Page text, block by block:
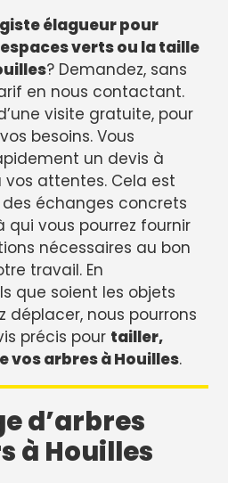
élagueur pour
verts ou la taille
? Demandez, sans
en nous contactant.
visite gratuite, pour
besoins. Vous
un devis à
attentes. Cela est
échanges concrets
qui vous pourrez fournir
nécessaires au bon
travail. En
que soient les objets
déplacer, nous pourrons
précis pour tailler,
vos arbres à Houilles.
d’arbres
à Houilles